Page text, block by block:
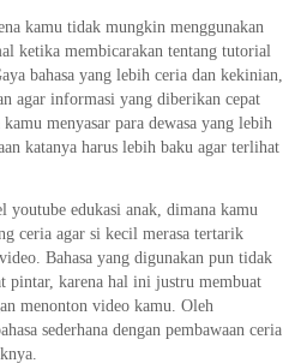
kamu tidak mungkin menggunakan
ketika membicarakan tentang tutorial
bahasa yang lebih ceria dan kekinian,
agar informasi yang diberikan cepat
menyasar para dewasa yang lebih
katanya harus lebih baku agar terlihat
youtube edukasi anak, dimana kamu
ceria agar si kecil merasa tertarik
Bahasa yang digunakan pun tidak
pintar, karena hal ini justru membuat
menonton video kamu. Oleh
sederhana dengan pembawaan ceria